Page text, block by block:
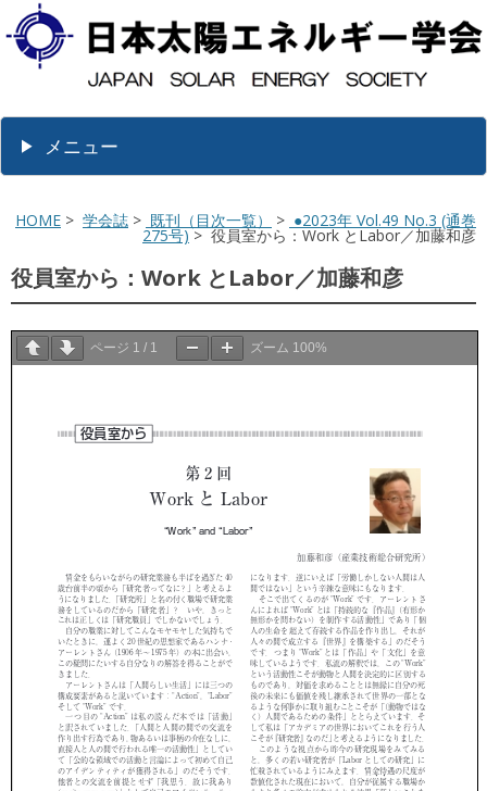
メニュー
HOME > 学会誌 > 既刊（目次一覧） > ●2023年 Vol.49 No.3 (通巻
275号) > 役員室から：Work とLabor／加藤和彦
役員室から：Work とLabor／加藤和彦
ページ 1 / 1 ズーム 100%